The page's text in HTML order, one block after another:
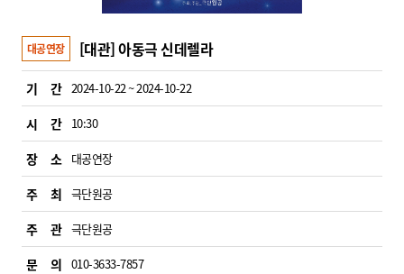
대공연장 [대관] 아동극 신데렐라
기 간 2024-10-22 ~ 2024-10-22
시 간 10:30
장 소 대공연장
주 최 극단원공
주 관 극단원공
문 의 010-3633-7857